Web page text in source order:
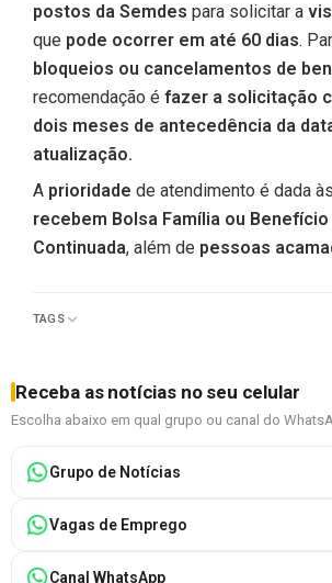
postos da Semdes para solicitar a
que pode ocorrer em até 60 dias.
bloqueios ou cancelamentos de
recomendação é fazer a solicitação
dois meses de antecedência da
atualização.
A prioridade de atendimento é dada às
recebem Bolsa Família ou
Continuada, além de pessoas
TAGS
Receba as notícias no seu celular
Escolha abaixo em qual grupo ou canal do
Grupo de Notícias
Vagas de Emprego
Canal WhatsApp